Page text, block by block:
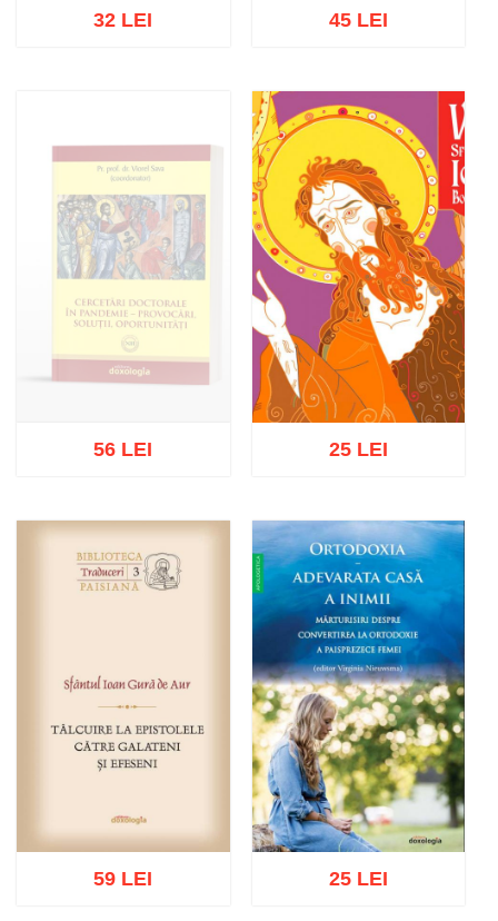
32 LEI
Adaugă în coș Wishlist
45 LEI
Stoc epuizat
56 LEI
Adaugă în coș Wishlist
25 LEI
59 LEI 25 LEI